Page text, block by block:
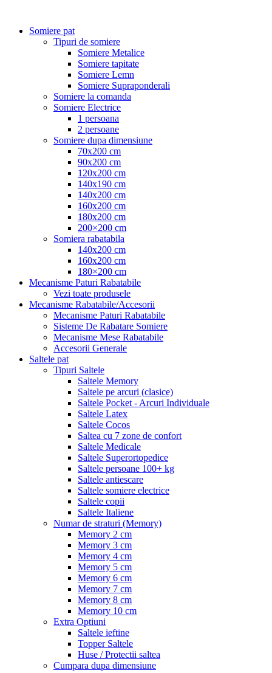
Somiere pat
Tipuri de somiere
Somiere Metalice
Somiere tapitate
Somiere Lemn
Somiere Supraponderali
Somiere la comanda
Somiere Electrice
1 persoana
2 persoane
Somiere dupa dimensiune
70x200 cm
90x200 cm
120x200 cm
140x190 cm
140x200 cm
160x200 cm
180x200 cm
200×200 cm
Somiera rabatabila
140x200 cm
160x200 cm
180×200 cm
Mecanisme Paturi Rabatabile
Vezi toate produsele
Mecanisme Rabatabile/Accesorii
Mecanisme Paturi Rabatabile
Sisteme De Rabatare Somiere
Mecanisme Mese Rabatabile
Accesorii Generale
Saltele pat
Tipuri Saltele
Saltele Memory
Saltele pe arcuri (clasice)
Saltele Pocket - Arcuri Individuale
Saltele Latex
Saltele Cocos
Saltea cu 7 zone de confort
Saltele Medicale
Saltele Superortopedice
Saltele persoane 100+ kg
Saltele antiescare
Saltele somiere electrice
Saltele copii
Saltele Italiene
Numar de straturi (Memory)
Memory 2 cm
Memory 3 cm
Memory 4 cm
Memory 5 cm
Memory 6 cm
Memory 7 cm
Memory 8 cm
Memory 10 cm
Extra Optiuni
Saltele ieftine
Topper Saltele
Huse / Protectii saltea
Cumpara dupa dimensiune